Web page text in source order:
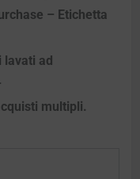
– Etichetta
lavati ad
multipli.